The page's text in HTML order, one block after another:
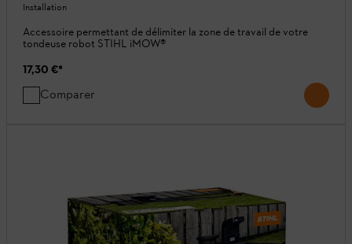
Installation
Accessoire permettant de délimiter la zone de travail de votre
tondeuse robot STIHL iMOW®
17,30 €*
Comparer